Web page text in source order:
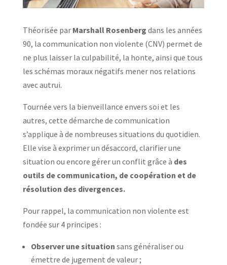
Théorisée par Marshall Rosenberg dans les années
90, la communication non violente (CNV) permet de
ne plus laisser la culpabilité, la honte, ainsi que tous
les schémas moraux négatifs mener nos relations
avec autrui.
Tournée vers la bienveillance envers soi et les
autres, cette démarche de communication
s’applique à de nombreuses situations du quotidien.
Elle vise à exprimer un désaccord, clarifier une
situation ou encore gérer un conflit grâce à des
outils de communication, de coopération et de
résolution des divergences.
Pour rappel, la communication non violente est
fondée sur 4 principes :
Observer une situation sans généraliser ou
émettre de jugement de valeur ;